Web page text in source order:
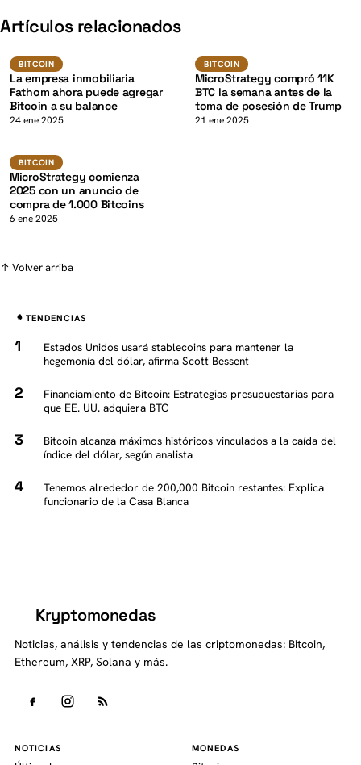
Artículos relacionados
BITCOIN K
BITCOIN
La empresa inmobiliaria
Fathom ahora puede agregar
Bitcoin a su balance
24 ene 2025
BITCOIN
BITCOIN
MicroStrategy compró 11K
BTC la semana antes de la
toma de posesión de Trump
21 ene 2025
K
BITCOIN
MicroStrategy comienza
2025 con un anuncio de
compra de 1.000 Bitcoins
6 ene 2025
↑ Volver arriba
TENDENCIAS
Estados Unidos usará stablecoins para mantener la
hegemonía del dólar, afirma Scott Bessent
Financiamiento de Bitcoin: Estrategias presupuestarias para
que EE. UU. adquiera BTC
Bitcoin alcanza máximos históricos vinculados a la caída del
índice del dólar, según analista
Tenemos alrededor de 200,000 Bitcoin restantes: Explica
funcionario de la Casa Blanca
Kryptomonedas
Noticias, análisis y tendencias de las criptomonedas: Bitcoin,
Ethereum, XRP, Solana y más.
NOTICIAS MONEDAS